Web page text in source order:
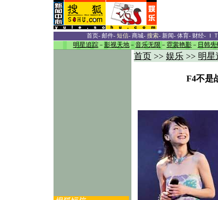
首页- 邮件- 短信- 商城- 搜索- 新闻- 体育- 财经- Ｉ
明星追踪 － 影视天地 － 音乐无限 － 霓裳艳影 － 日韩先
首页 >> 娱乐 >> 明星
F4不是